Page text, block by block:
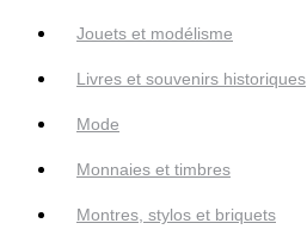
Jouets et modélisme
Livres et souvenirs historiques
Mode
Monnaies et timbres
Montres, stylos et briquets